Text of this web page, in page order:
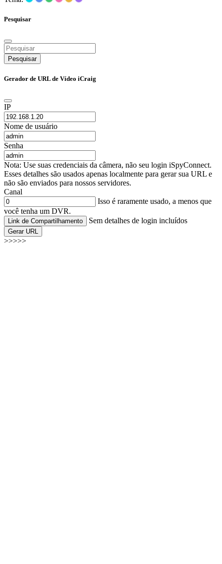
Pesquisar
Pesquisar
Gerador de URL de Vídeo iCraig
IP
Nome de usuário
Senha
Nota: Use suas credenciais da câmera, não seu login iSpyConnect.
Esses detalhes são usados apenas localmente para gerar sua URL e
não são enviados para nossos servidores.
Canal
Isso é raramente usado, a menos que
você tenha um DVR.
Link de Compartilhamento Sem detalhes de login incluídos
Gerar URL
>>>>>